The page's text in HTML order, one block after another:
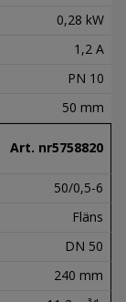
0,28 kW
1,2 A
PN 10
50 mm
Art. nr5758820
50/0,5-6
Fläns
DN 50
240 mm